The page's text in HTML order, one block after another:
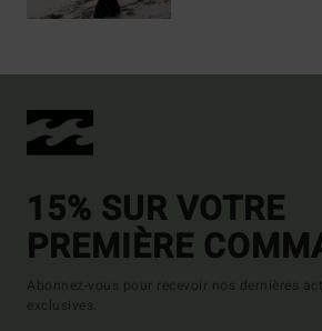
15% SUR VOTRE
PREMIÈRE
Abonnez-vous pour recevoir nos dernières
exclusives.